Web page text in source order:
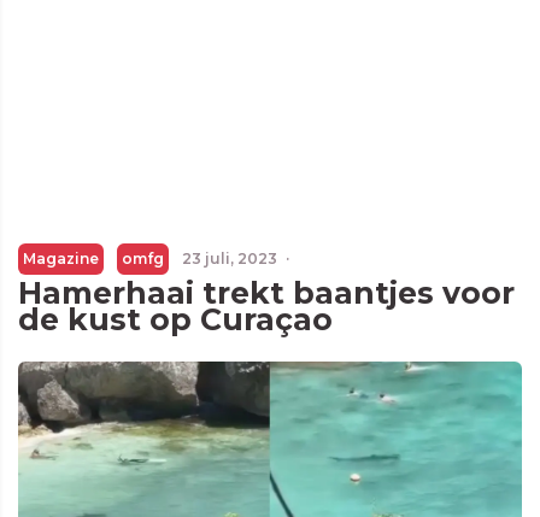
Magazine omfg 23 juli, 2023 ·
Hamerhaai trekt baantjes voor
de kust op Curaçao